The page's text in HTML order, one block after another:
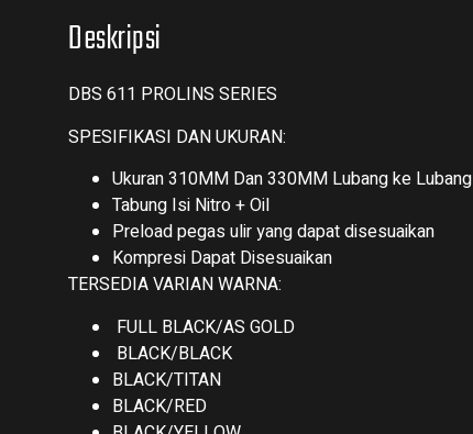
Deskripsi
DBS 611 PROLINS SERIES
SPESIFIKASI DAN UKURAN:
Ukuran 310MM Dan 330MM Lubang ke Lubang
Tabung Isi Nitro + Oil
Preload pegas ulir yang dapat disesuaikan
Kompresi Dapat Disesuaikan
TERSEDIA VARIAN WARNA:
FULL BLACK/AS GOLD
BLACK/BLACK
BLACK/TITAN
BLACK/RED